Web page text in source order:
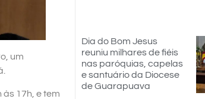
um
17h, e tem
Dia do Bom Jesus
reuniu milhares de fiéis
nas paróquias, capelas
e santuário da Diocese
de Guarapuava